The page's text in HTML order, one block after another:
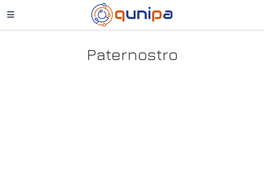
Paternostro